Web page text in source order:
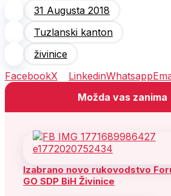
31 Augusta 2018
Tuzlanski kanton
živinice
FacebookX LinkedinWhatsapp
Možda vas zanima
Izabrano novo rukovodstvo
GO SDP BiH Živinice